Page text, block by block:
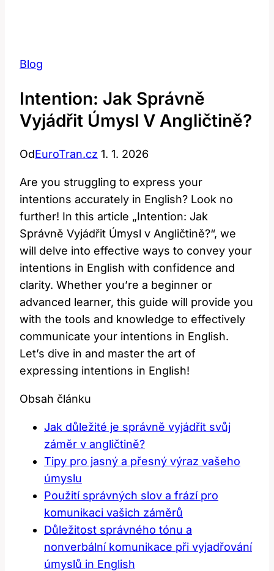
Blog
Intention: Jak Správně
Vyjádřit Úmysl V Angličtině?
OdEuroTran.cz 1. 1. 2026
Are you struggling to express your
intentions accurately in English? Look no
further! In this article „Intention: Jak
Správně Vyjádřit Úmysl v Angličtině?“, we
will delve into effective ways to convey your
intentions in English with confidence and
clarity. Whether you’re a beginner or
advanced learner, this guide will provide you
with the tools and knowledge to effectively
communicate your intentions in English.
Let’s dive in and master the art of
expressing intentions in English!
Obsah článku
Jak důležité je správně vyjádřit svůj
záměr v angličtině?
Tipy pro jasný a přesný výraz vašeho
úmyslu
Použití správných slov a frází pro
komunikaci vašich záměrů
Důležitost správného tónu a
nonverbální komunikace při vyjadřování
úmyslů in English